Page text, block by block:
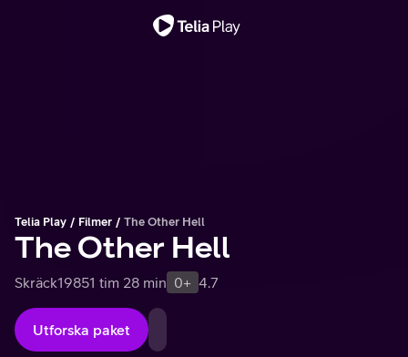
Telia Play Filmer The Other Hell
The Other Hell
Skräck19851 tim 28 min 0+ 4.7
Utforska paket